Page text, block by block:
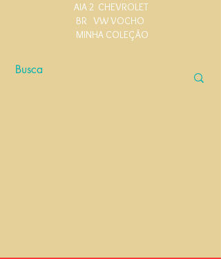
AIA 2 CHEVROLET
BR VW VOCHO
MINHA COLEÇÃO